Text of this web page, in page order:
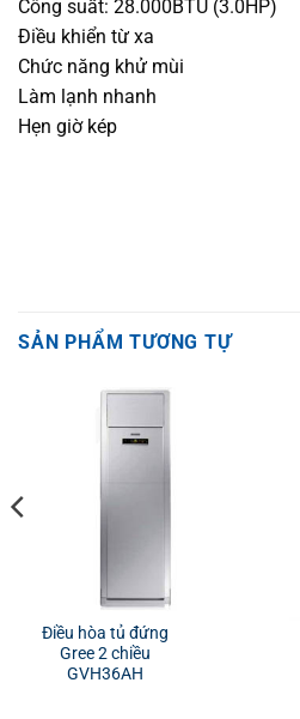
Công suất: 28.000BTU (3.0HP)
Điều khiển từ xa
Chức năng khử mùi
Làm lạnh nhanh
Hẹn giờ kép
SẢN PHẨM TƯƠNG TỰ
Điều hòa tủ đứng
Gree 2 chiều
GVH36AH